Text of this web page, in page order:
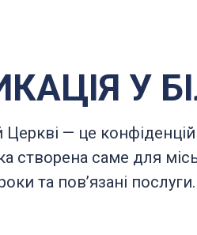
У
Церкві — це
створена саме для
та повʼязані послуги.